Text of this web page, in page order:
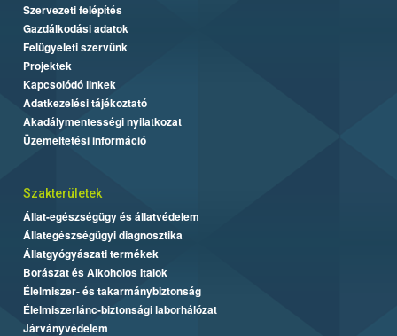
Szervezeti felépítés
Gazdálkodási adatok
Felügyeleti szervünk
Projektek
Kapcsolódó linkek
Adatkezelési tájékoztató
Akadálymentességi nyilatkozat
Üzemeltetési információ
Szakterületek
Állat-egészségügy és állatvédelem
Állategészségügyi diagnosztika
Állatgyógyászati termékek
Borászat és Alkoholos Italok
Élelmiszer- és takarmánybiztonság
Élelmiszerlánc-biztonsági laborhálózat
Járványvédelem